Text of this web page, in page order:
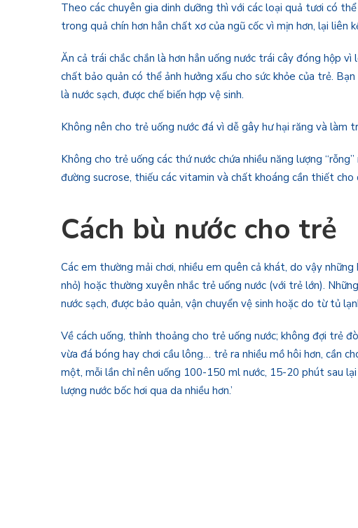
Theo các chuyên gia dinh dưỡng thì với các loại quả tươi có
trong quả chín hơn hẳn chất xơ của ngũ cốc vì mịn hơn, lại
Ăn cả trái chắc chắn là hơn hẳn uống nước trái cây đóng hộp
chất bảo quản có thể ảnh hưởng xấu cho sức khỏe của trẻ.
là nước sạch, được chế biến hợp vệ sinh.
Không nên cho trẻ uống nước đá vì dễ gây hư hại răng và làm
Không cho trẻ uống các thứ nước chứa nhiều năng lượng
đường sucrose, thiếu các vitamin và chất khoáng cần thiết
Cách bù nước cho trẻ
Các em thường mải chơi, nhiều em quên cả khát, do vậy
nhỏ) hoặc thường xuyên nhắc trẻ uống nước (với trẻ lớn).
nước sạch, được bảo quản, vận chuyển vệ sinh hoặc do từ tủ
Về cách uống, thỉnh thoảng cho trẻ uống nước; không đợi trẻ
vừa đá bóng hay chơi cầu lông… trẻ ra nhiều mồ hôi hơn, cần
một, mỗi lần chỉ nên uống 100-150 ml nước, 15-20 phút sau
lượng nước bốc hơi qua da nhiều hơn.’